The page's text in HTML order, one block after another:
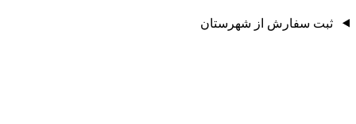
ثبت سفارش از شهرستان